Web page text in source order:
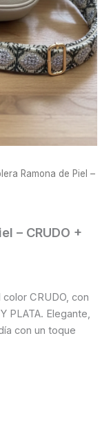
Ramona de Piel –
– CRUDO +
CRUDO, con
PLATA. Elegante,
con un toque